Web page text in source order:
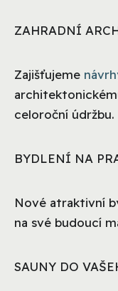
ZAHRADNÍ
Zajišťujeme
celoroční údržbu.
BYDLENÍ NA
Nové atraktivní
na své budoucí
SAUNY DO